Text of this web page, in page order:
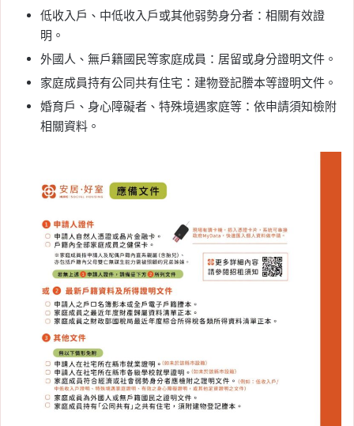
低收入戶、中低收入戶或其他弱勢身分者：相關有效證
明。
外國人、無戶籍國民等家庭成員：居留或身分證明文件。
家庭成員持有公同共有住宅：建物登記謄本等證明文件。
婚育戶、身心障礙者、特殊境遇家庭等：依申請須知檢附
相關資料。